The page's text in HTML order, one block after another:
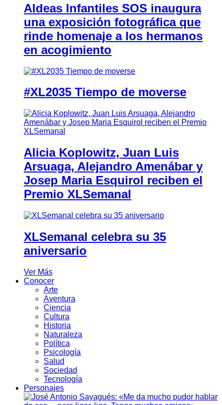
Aldeas Infantiles SOS inaugura
una exposición fotográfica que
rinde homenaje a los hermanos
en acogimiento
#XL2035 Tiempo de moverse
Alicia Koplowitz, Juan Luis
Arsuaga, Alejandro Amenábar y
Josep Maria Esquirol reciben el
Premio XLSemanal
XLSemanal celebra su 35
aniversario
Ver Más
Conocer
Arte
Aventura
Ciencia
Cultura
Historia
Naturaleza
Política
Psicología
Salud
Sociedad
Tecnología
Personajes